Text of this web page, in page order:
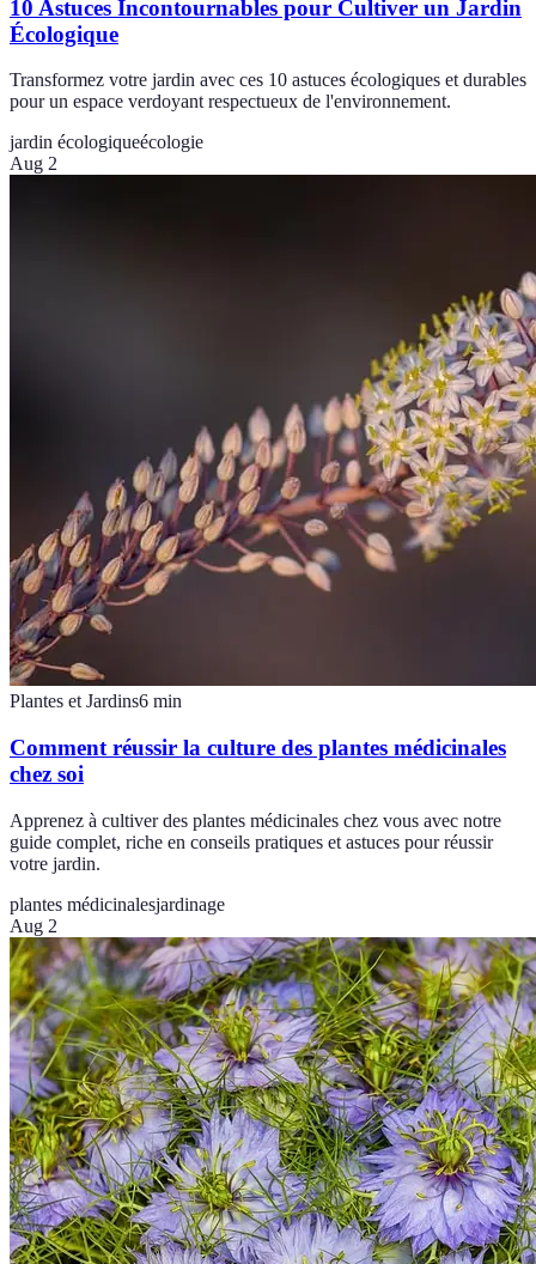
10 Astuces Incontournables pour Cultiver un Jardin
Écologique
Transformez votre jardin avec ces 10 astuces écologiques et durables
pour un espace verdoyant respectueux de l'environnement.
jardin écologiqueécologie
Aug 2
Plantes et Jardins6 min
Comment réussir la culture des plantes médicinales
chez soi
Apprenez à cultiver des plantes médicinales chez vous avec notre
guide complet, riche en conseils pratiques et astuces pour réussir
votre jardin.
plantes médicinalesjardinage
Aug 2